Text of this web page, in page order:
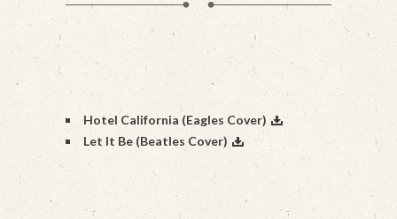
Hotel California (Eagles Cover)
Let It Be (Beatles Cover)